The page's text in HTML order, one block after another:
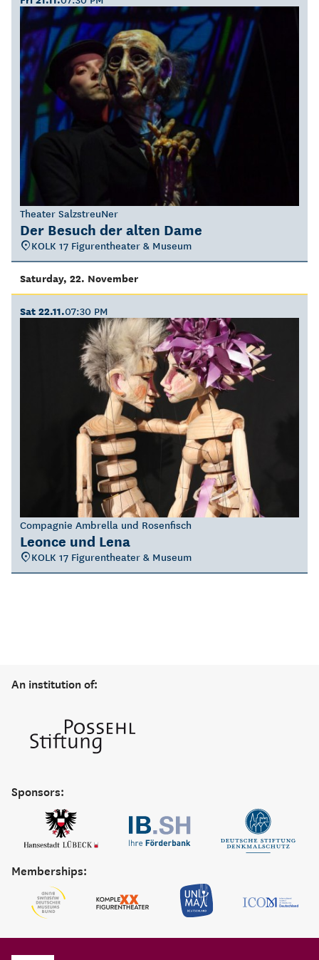
Theater SalzstreuNer
Der Besuch der alten Dame
KOLK 17 Figurentheater & Museum
Saturday, 22. November
Sat 22.11.07:30 PM
Compagnie Ambrella und Rosenfisch
Leonce und Lena
KOLK 17 Figurentheater & Museum
An institution of:
Sponsors:
Memberships: